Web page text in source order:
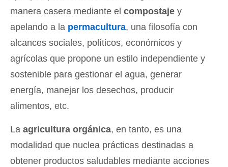
manera casera mediante el compostaje y
apelando a la permacultura, una filosofía con
alcances sociales, políticos, económicos y
agrícolas que propone un estilo independiente y
sostenible para gestionar el agua, generar
energía, manejar los desechos, producir
alimentos, etc.
La agricultura orgánica, en tanto, es una
modalidad que nuclea prácticas destinadas a
obtener productos saludables mediante acciones